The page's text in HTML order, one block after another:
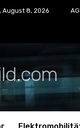
August 8, 2026